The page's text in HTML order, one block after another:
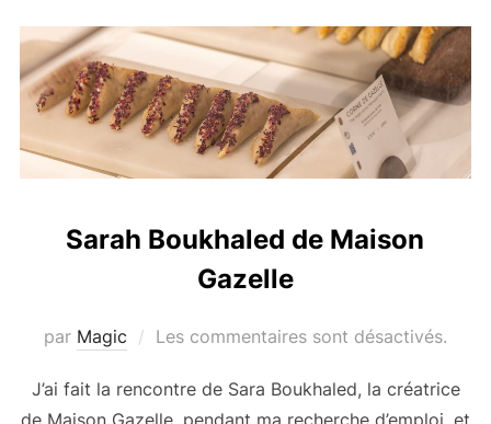
Sarah Boukhaled de Maison
Gazelle
par Magic Les commentaires sont désactivés.
J’ai fait la rencontre de Sara Boukhaled, la créatrice